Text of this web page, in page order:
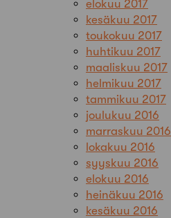
elokuu 2017
kesäkuu 2017
toukokuu 2017
huhtikuu 2017
maaliskuu 2017
helmikuu 2017
tammikuu 2017
joulukuu 2016
marraskuu 2016
lokakuu 2016
syyskuu 2016
elokuu 2016
heinäkuu 2016
kesäkuu 2016